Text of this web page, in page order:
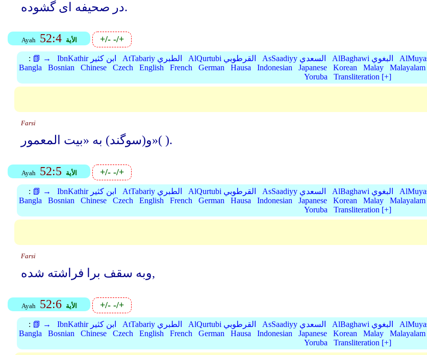
در صحیفه ای گشوده.
Ayah 52:4 الأية +/--/+
: 📗 → IbnKathir ابن كثير AtTabariy الطبري AlQurtubi القرطوبي AsSaadiyy السعدي AlBaghawi البغوي
Bangla
Bosnian Chinese Czech English French German Hausa Indonesian Japanese Korean Malay Malayalam
Yoruba
Transliteration [+]
Farsi
و(سوگند) به «بیت المعمور»( ).
Ayah 52:5 الأية +/--/+
: 📗 → IbnKathir ابن كثير AtTabariy الطبري AlQurtubi القرطوبي AsSaadiyy السعدي AlBaghawi البغوي
Bangla
Bosnian Chinese Czech English French German Hausa Indonesian Japanese Korean Malay Malayalam
Yoruba
Transliteration [+]
Farsi
وبه سقف برا فراشته شده,
Ayah 52:6 الأية +/--/+
: 📗 → IbnKathir ابن كثير AtTabariy الطبري AlQurtubi القرطوبي AsSaadiyy السعدي AlBaghawi البغوي
Bangla
Bosnian Chinese Czech English French German Hausa Indonesian Japanese Korean Malay Malayalam
Yoruba
Transliteration [+]